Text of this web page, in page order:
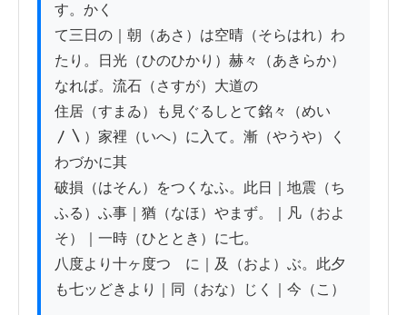
す。かく
て三日の｜朝（あさ）は空晴（そらはれ）わ
たり。日光（ひのひかり）赫々（あきらか）
なれば。流石（さすが）大道の
住居（すまゐ）も見ぐるしとて銘々（めい
〳〵）家裡（いへ）に入て。漸（やうや）く
わづかに其
破損（はそん）をつくなふ。此日｜地震（ち
ふる）ふ事｜猶（なほ）やまず。｜凡（およ
そ）｜一時（ひととき）に七。
八度より十ヶ度つゝに｜及（およ）ぶ。此夕
も七ッどきより｜同（おな）じく｜今（こ）